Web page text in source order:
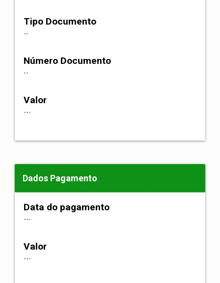
Tipo Documento
--
Número Documento
--
Valor
---
Dados Pagamento
Data do pagamento
---
Valor
---